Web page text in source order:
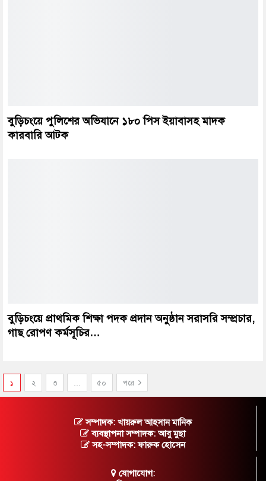
বুড়িচংয়ে পুলিশের অভিযানে ১৮০ পিস ইয়াবাসহ মাদক
কারবারি আটক
বুড়িচংয়ে প্রাথমিক শিক্ষা পদক প্রদান অনুষ্ঠান সরাসরি সম্প্রচার,
গাছ রোপণ কর্মসূচির…
১ ২ ৩ … ৫০ পরে
সম্পাদক: খায়রুল আহসান মানিক
ব্যবস্থাপনা সম্পাদক: আবু মুছা
সহ-সম্পাদক: ফারুক হোসেন
যোগাযোগ: